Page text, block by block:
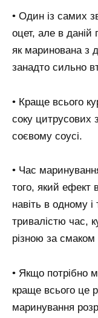
• Один із самих
оцет, але в даній
як маринована з
занадто сильно
• Краще всього
соку цитрусових
соєвому соусі.
• Час
того, який ефект
навіть в одному
тривалістю час,
різною за
• Якщо потрібно
краще всього це
маринування